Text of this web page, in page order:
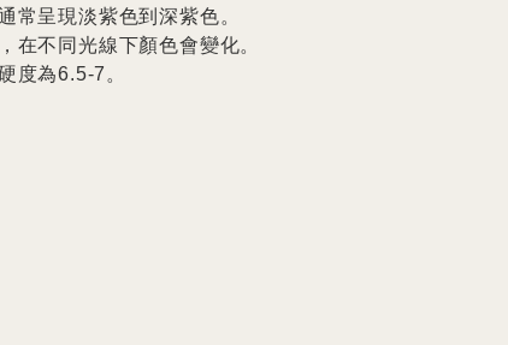
常呈現淡紫色到深紫色。
在不同光線下顏色會變化。
度為6.5-7。